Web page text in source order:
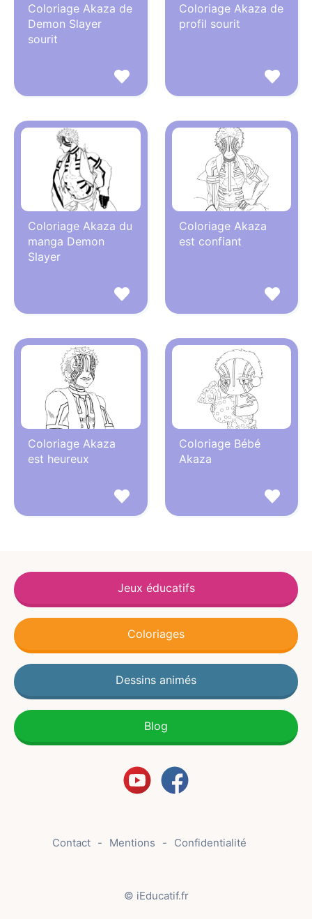
Coloriage Akaza de
Demon Slayer
sourit
Coloriage Akaza de
profil sourit
Coloriage Akaza du
manga Demon
Slayer
Coloriage Akaza
est confiant
Coloriage Akaza
est heureux
Coloriage Bébé
Akaza
Jeux éducatifs
Coloriages
Dessins animés
Blog
Contact Mentions Confidentialité
© iEducatif.fr